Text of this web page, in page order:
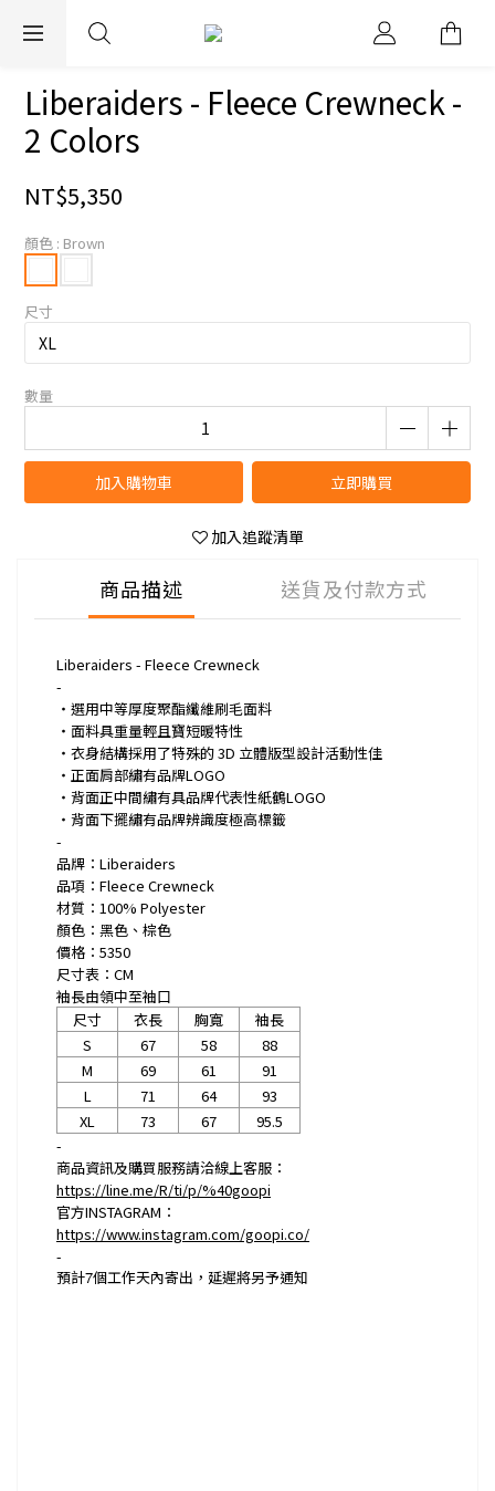
EXPRESS WORLDWIDE SHIPPING
Liberaiders - Fleece Crewneck -
2 Colors
NT$5,350
顏色 : Brown
尺寸
數量
加入購物車 立即購買
加入追蹤清單
商品描述 送貨及付款方式
Liberaiders - Fleece Crewneck
-
・選用中等厚度聚酯纖維刷毛面料
・面料具重量輕且寶短暖特性
・衣身結構採用了特殊的 3D 立體版型設計活動性佳
・正面肩部繡有品牌LOGO
・背面正中間繡有具品牌代表性紙鶴LOGO
・背面下擺繡有品牌辨識度極高標籤
-
品牌：Liberaiders
品項：Fleece Crewneck
材質：100% Polyester
顏色：黑色、棕色
價格：5350
尺寸表：CM
袖長由領中至袖口
尺寸
衣長 胸寬
袖長
S
67 58
88
M
69 61
91
L
71 64
93
XL
73 67
95.5
-
商品資訊及購買服務請洽線上客服：
https://line.me/R/ti/p/%40goopi
官方INSTAGRAM：
https://www.instagram.com/goopi.co/
-
預計7個工作天內寄出，延遲將另予通知